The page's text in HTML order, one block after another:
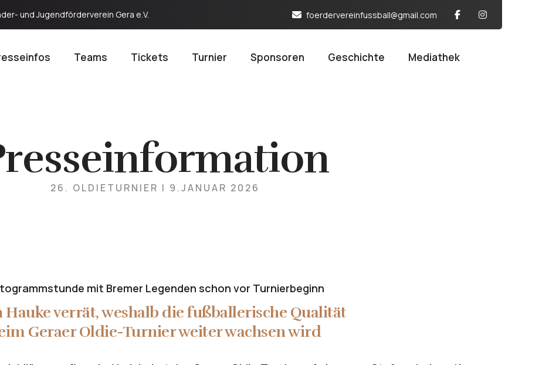
und Jugendförderverein Gera e.V. foerdervereinfussball@gmail.com
Teams Tickets Turnier Sponsoren Geschichte Mediathek
26. OLDIETURNIER | 9.JANUAR 2026
mit Bremer Legenden schon vor Turnierbeginn
Hauke verrät, weshalb die fußballerische Qualität
Geraer Oldie-Turnier weiter wachsen wird